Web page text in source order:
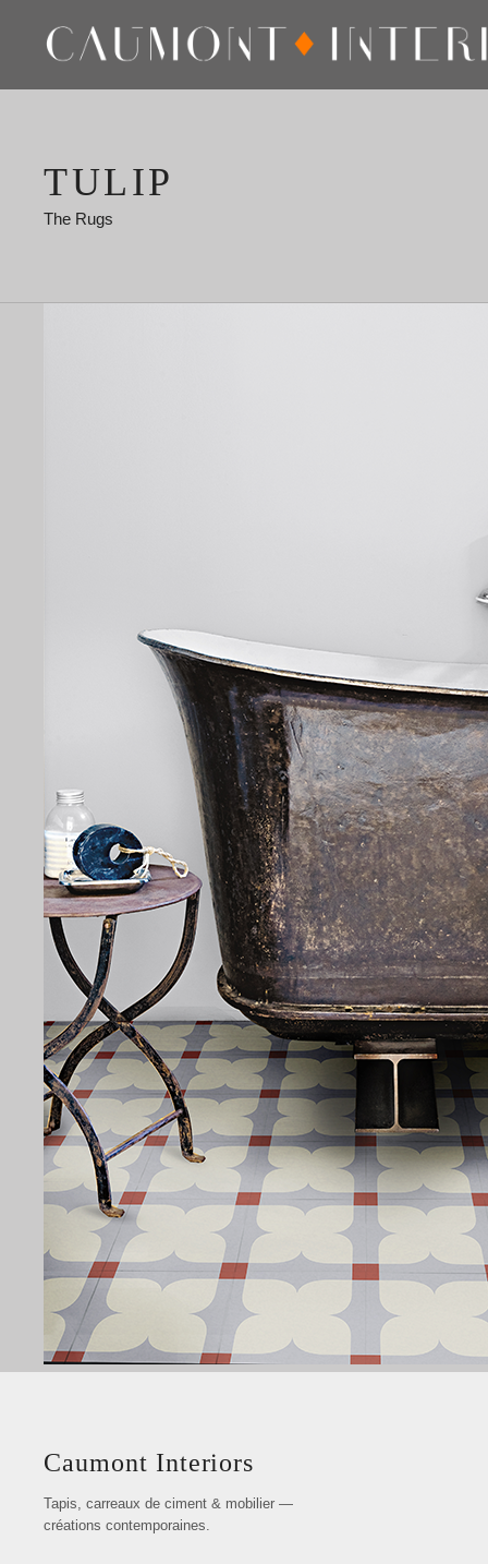
TULIP
The Rugs
Caumont Interiors
Tapis, carreaux de ciment & mobilier —
créations contemporaines.